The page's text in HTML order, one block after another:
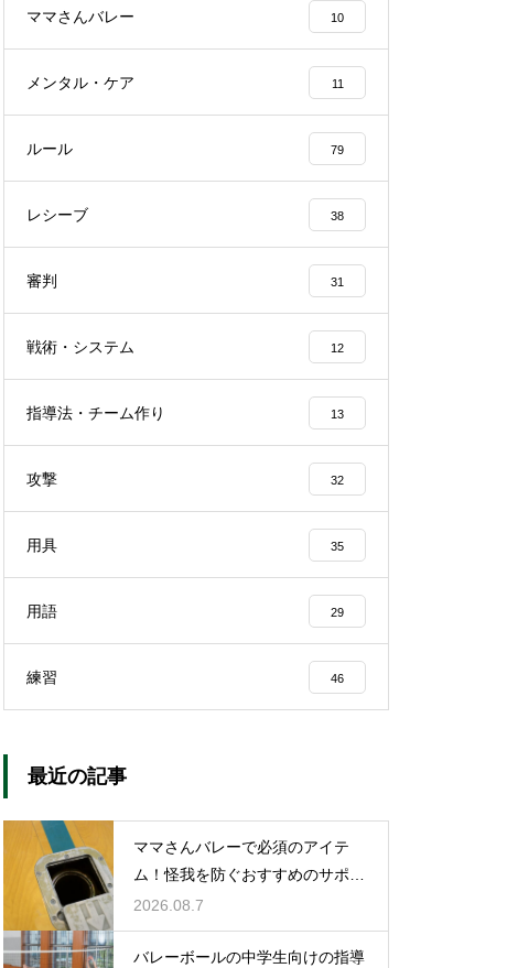
ママさんバレー 10
メンタル・ケア 11
ルール 79
レシーブ 38
審判 31
戦術・システム 12
指導法・チーム作り 13
攻撃 32
用具 35
用語 29
練習 46
最近の記事
ママさんバレーで必須のアイテ
ム！怪我を防ぐおすすめのサポー
ター
2026.08.7
バレーボールの中学生向けの指導